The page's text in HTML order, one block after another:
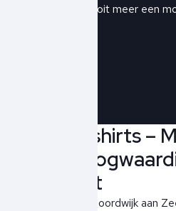
inbox en mis nooit meer een
ØLÅF T-shirts –
stijl en
Ben Borst
Bij Ben Borst in Noordwijk aan